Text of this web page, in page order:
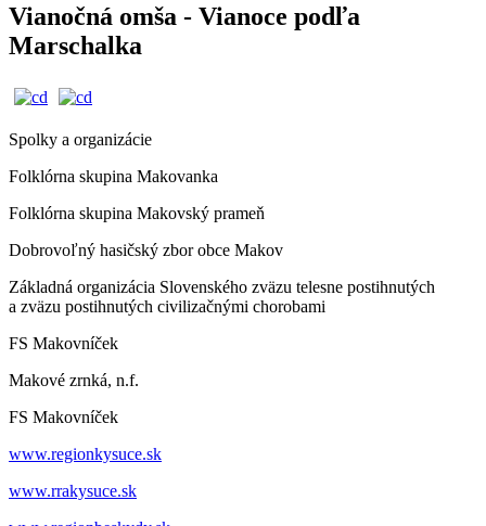
Vianočná omša - Vianoce podľa
Marschalka
Spolky a organizácie
Folklórna skupina Makovanka
Folklórna skupina Makovský prameň
Dobrovoľný hasičský zbor obce Makov
Základná organizácia Slovenského zväzu telesne postihnutých
a zväzu postihnutých civilizačnými chorobami
FS Makovníček
Makové zrnká, n.f.
FS Makovníček
www.regionkysuce.sk
www.rrakysuce.sk